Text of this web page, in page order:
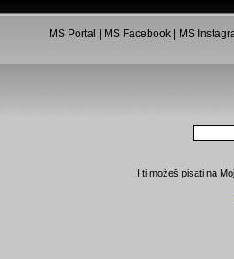
MS Portal MS Facebook| MS
I ti možeš pisati na